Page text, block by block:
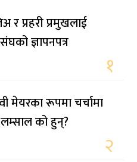
र प्रहरी प्रमुखलाई
ज्ञापनपत्र
१
मेयरका रूपमा चर्चामा
को हुन्?
२